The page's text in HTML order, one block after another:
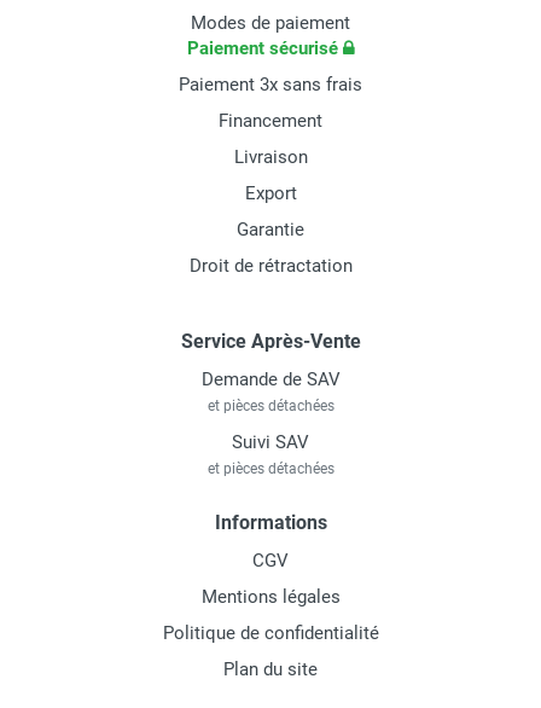
Modes de paiement
Paiement sécurisé
Paiement 3x sans frais
Financement
Livraison
Export
Garantie
Droit de rétractation
Service Après-Vente
Demande de SAV
et pièces détachées
Suivi SAV
et pièces détachées
Informations
CGV
Mentions légales
Politique de confidentialité
Plan du site